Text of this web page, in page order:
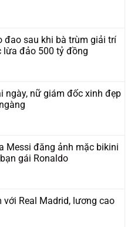
đao sau khi bà trùm giải trí
lừa đảo 500 tỷ đồng
ngày, nữ giám đốc xinh đẹp
Messi đăng ảnh mặc bikini
gái Ronaldo
với Real Madrid, lương cao